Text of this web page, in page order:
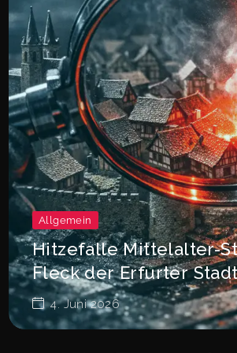
Allgemein
Hitzefalle Mittelalter-
Fleck der Erfurter
4. Juni 2026